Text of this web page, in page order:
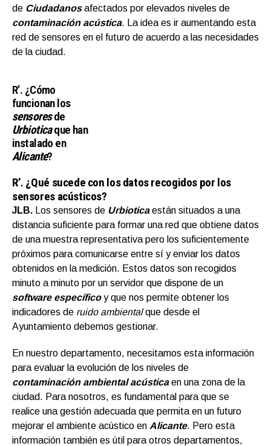
de Ciudadanosafectados por elevados niveles de
contaminación acústica. La idea es ir aumentando esta
red de sensores en el futuro de acuerdo a las necesidades
de la ciudad.
R’. ¿Cómo
funcionan los
sensoresde
Urbioticaque han
instalado en
Alicante?
R’. ¿Qué sucede con los datos recogidos por los
sensores acústicos?
JLB. Los sensores de Urbioticaestán situados a una
distancia suficiente para formar una red que obtiene datos
de una muestra representativa pero los suficientemente
próximos para comunicarse entre sí y enviar los datos
obtenidos en la medición. Estos datos son recogidos
minuto a minuto por un servidor que dispone de un
software específicoy que nos permite obtener los
indicadores de ruido ambientalque desde el
Ayuntamiento debemos gestionar.
En nuestro departamento, necesitamos esta información
para evaluar la evolución de los niveles de
contaminación ambiental acústicaen una zona de la
ciudad. Para nosotros, es fundamental para que se
realice una gestión adecuada que permita en un futuro
mejorar el ambiente acústico en Alicante. Pero esta
información también es útil para otros departamentos,